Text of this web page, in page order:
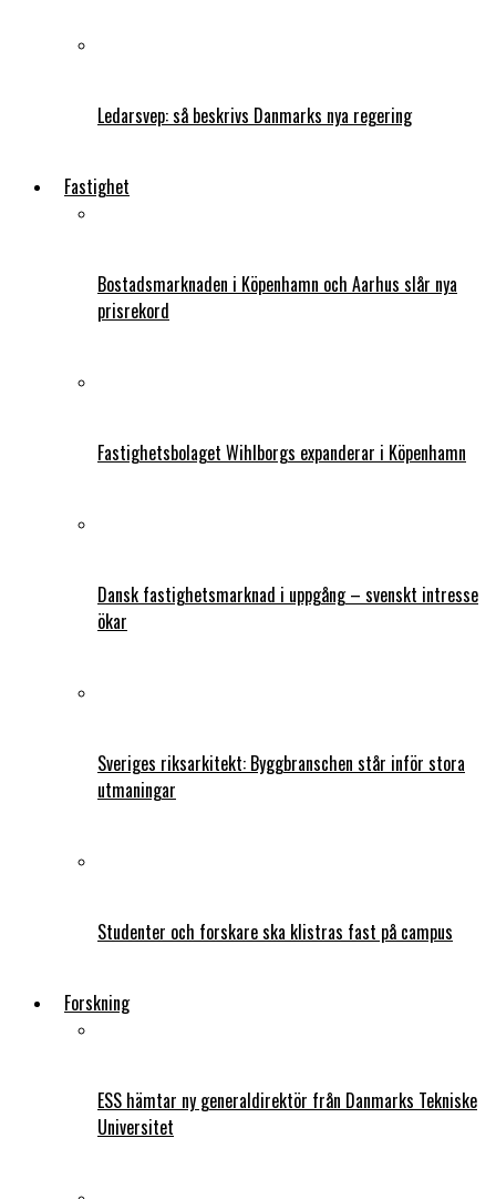
Ledarsvep: så beskrivs Danmarks nya regering
Fastighet
Bostadsmarknaden i Köpenhamn och Aarhus slår nya
prisrekord
Fastighetsbolaget Wihlborgs expanderar i Köpenhamn
Dansk fastighetsmarknad i uppgång – svenskt intresse
ökar
Sveriges riksarkitekt: Byggbranschen står inför stora
utmaningar
Studenter och forskare ska klistras fast på campus
Forskning
ESS hämtar ny generaldirektör från Danmarks Tekniske
Universitet